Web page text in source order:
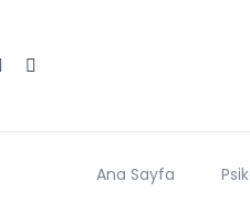
Ana Sayfa